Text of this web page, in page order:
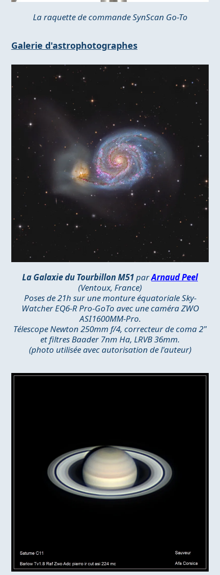
La raquette de commande SynScan Go-To
Galerie d'astrophotographes
La Galaxie du Tourbillon M51parArnaud Peel
(Ventoux, France)
Poses de 21h sur une monture équatoriale Sky-
Watcher EQ6-R Pro-GoTo avec une caméra ZWO
ASI1600MM-Pro.
Télescope Newton 250mm f/4, correcteur de coma 2"
et filtres Baader 7nm Ha, LRVB 36mm.
(photo utilisée avec autorisation de l'auteur)